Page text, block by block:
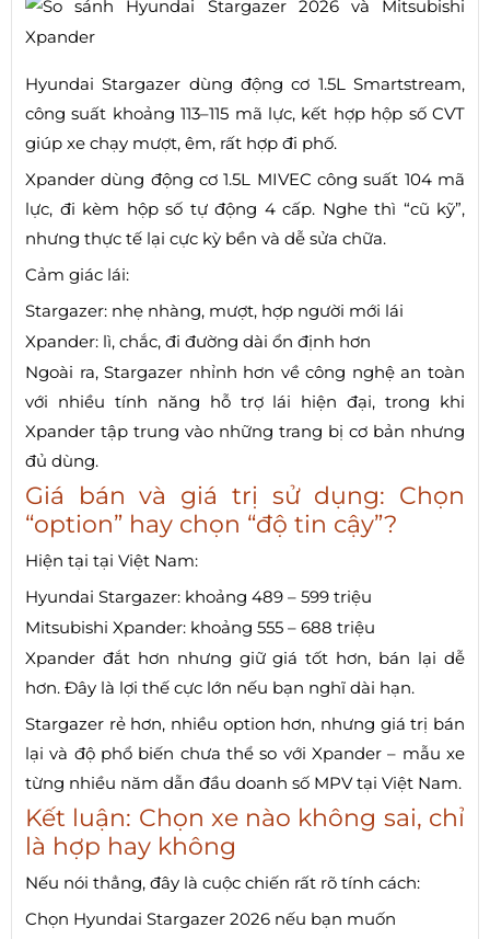
Hyundai Stargazer dùng động cơ 1.5L Smartstream,
công suất khoảng 113–115 mã lực, kết hợp hộp số CVT
giúp xe chạy mượt, êm, rất hợp đi phố.
Xpander dùng động cơ 1.5L MIVEC công suất 104 mã
lực, đi kèm hộp số tự động 4 cấp. Nghe thì “cũ kỹ”,
nhưng thực tế lại cực kỳ bền và dễ sửa chữa.
Cảm giác lái:
Stargazer: nhẹ nhàng, mượt, hợp người mới lái
Xpander: lì, chắc, đi đường dài ổn định hơn
Ngoài ra, Stargazer nhỉnh hơn về công nghệ an toàn
với nhiều tính năng hỗ trợ lái hiện đại, trong khi
Xpander tập trung vào những trang bị cơ bản nhưng
đủ dùng.
Giá bán và giá trị sử dụng: Chọn
“option” hay chọn “độ tin cậy”?
Hiện tại tại Việt Nam:
Hyundai Stargazer: khoảng 489 – 599 triệu
Mitsubishi Xpander: khoảng 555 – 688 triệu
Xpander đắt hơn nhưng giữ giá tốt hơn, bán lại dễ
hơn. Đây là lợi thế cực lớn nếu bạn nghĩ dài hạn.
Stargazer rẻ hơn, nhiều option hơn, nhưng giá trị bán
lại và độ phổ biến chưa thể so với Xpander – mẫu xe
từng nhiều năm dẫn đầu doanh số MPV tại Việt Nam.
Kết luận: Chọn xe nào không sai, chỉ
là hợp hay không
Nếu nói thẳng, đây là cuộc chiến rất rõ tính cách:
Chọn Hyundai Stargazer 2026 nếu bạn muốn